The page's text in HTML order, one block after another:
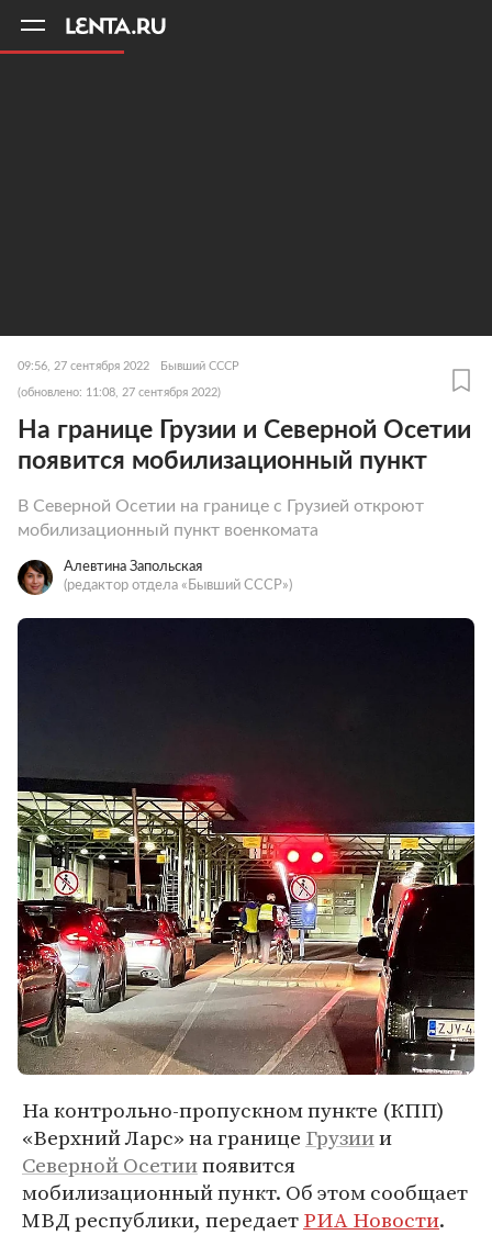
09:56, 27 сентября 2022 Бывший СССР
(обновлено: 11:08, 27 сентября 2022)
На границе Грузии и Северной Осетии
появится мобилизационный пункт
В Северной Осетии на границе с Грузией откроют
мобилизационный пункт военкомата
Алевтина Запольская
(редактор отдела «Бывший СССР»)
На контрольно-пропускном пункте (КПП)
«Верхний Ларс» на границе Грузиии
Северной Осетиипоявится
мобилизационный пункт. Об этом сообщает
МВД республики, передаетРИА Новости.